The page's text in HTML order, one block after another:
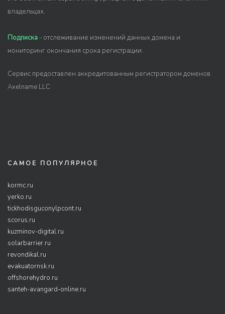
владельцах.
Подписка - отслеживание изменений данных домена и
мониторинг окончания срока регистрации.
Сервис предоставлен аккредитованным регистратором доменов
Axelname LLC
САМОЕ ПОПУЛЯРНОЕ
kormc.ru
yerko.ru
tickhodisguconylpcont.ru
scorus.ru
kuzminov-digital.ru
solarbarrier.ru
revondikal.ru
evakuatornsk.ru
offshorehydro.ru
santeh-avangard-online.ru